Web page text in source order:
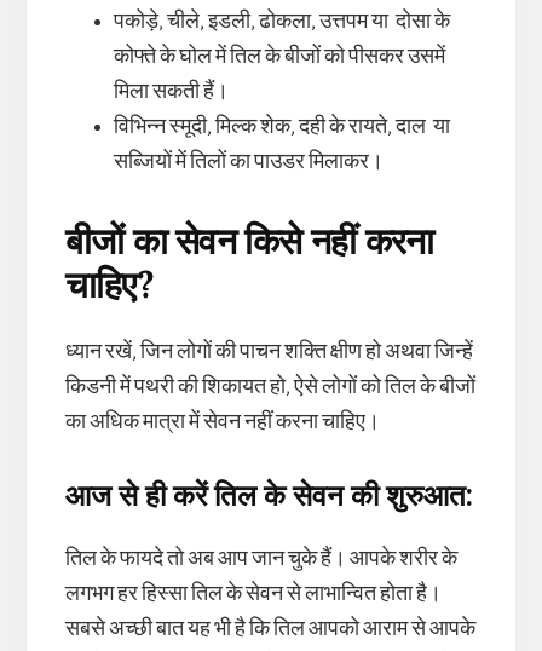
पकोड़े, चीले, इडली, ढोकला, उत्तपम या दोसा के
कोफ्ते के घोल में तिल के बीजों को पीसकर उसमें
मिला सकती हैं।
विभिन्न स्मूदी, मिल्क शेक, दही के रायते, दाल या
सब्जियों में तिलों का पाउडर मिलाकर।
बीजों का सेवन किसे नहीं करना
चाहिए?
ध्यान रखें, जिन लोगों की पाचन शक्ति क्षीण हो अथवा जिन्हें
किडनी में पथरी की शिकायत हो, ऐसे लोगों को तिल के बीजों
का अधिक मात्रा में सेवन नहीं करना चाहिए।
आज से ही करें तिल के सेवन की शुरुआत:
तिल के फायदे तो अब आप जान चुके हैं। आपके शरीर के
लगभग हर हिस्सा तिल के सेवन से लाभान्वित होता है।
सबसे अच्छी बात यह भी है कि तिल आपको आराम से आपके